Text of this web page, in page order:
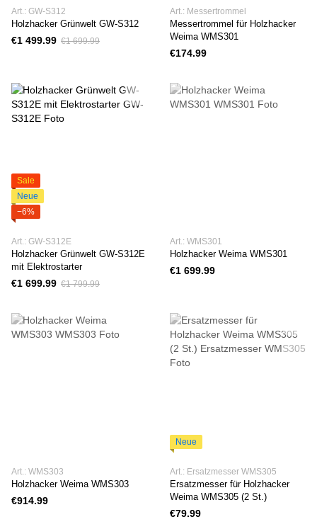
Art.: GW-S312
Holzhacker Grünwelt GW-S312
€1 499.99 €1 699.99
Art.: Messertrommel
Messertrommel für Holzhacker
Weima WMS301
€174.99
Sale
Neue
−6%
Art.: GW-S312E
Holzhacker Grünwelt GW-S312E
mit Elektrostarter
€1 699.99 €1 799.99
Art.: WMS301
Holzhacker Weima WMS301
€1 699.99
Art.: WMS303
Holzhacker Weima WMS303
€914.99
Neue
Art.: Ersatzmesser WMS305
Ersatzmesser für Holzhacker
Weima WMS305 (2 St.)
€79.99